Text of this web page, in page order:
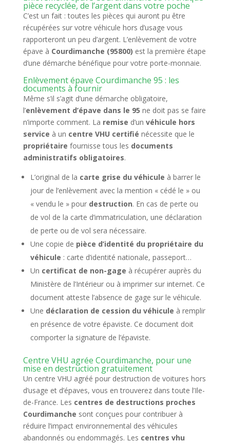
pièce recyclée, de l’argent dans votre poche
C’est un fait : toutes les pièces qui auront pu être
récupérées sur votre véhicule hors d’usage vous
rapporteront un peu d’argent. L’enlèvement de votre
épave à Courdimanche (95800) est la première étape
d’une démarche bénéfique pour votre porte-monnaie.
Enlèvement épave Courdimanche 95 : les
documents à fournir
Même s’il s’agit d’une démarche obligatoire,
l’enlèvement d’épave dans le 95 ne doit pas se faire
n’importe comment. La remise d’un véhicule hors
service à un centre VHU certifié nécessite que le
propriétaire fournisse tous les documents
administratifs obligatoires.
L’original de la carte grise du véhicule à barrer le
jour de l’enlèvement avec la mention « cédé le » ou
« vendu le » pour destruction. En cas de perte ou
de vol de la carte d’immatriculation, une déclaration
de perte ou de vol sera nécessaire.
Une copie de pièce d’identité du propriétaire du
véhicule : carte d’identité nationale, passeport…
Un certificat de non-gage à récupérer auprès du
Ministère de l’Intérieur ou à imprimer sur internet. Ce
document atteste l’absence de gage sur le véhicule.
Une déclaration de cession du véhicule à remplir
en présence de votre épaviste. Ce document doit
comporter la signature de l’épaviste.
Centre VHU agrée Courdimanche, pour une
mise en destruction gratuitement
Un centre VHU agréé pour destruction de voitures hors
d’usage et d’épaves, vous en trouverez dans toute l’Ile-
de-France. Les centres de destructions proches
Courdimanche sont conçues pour contribuer à
réduire l’impact environnemental des véhicules
abandonnés ou endommagés. Les centres vhu